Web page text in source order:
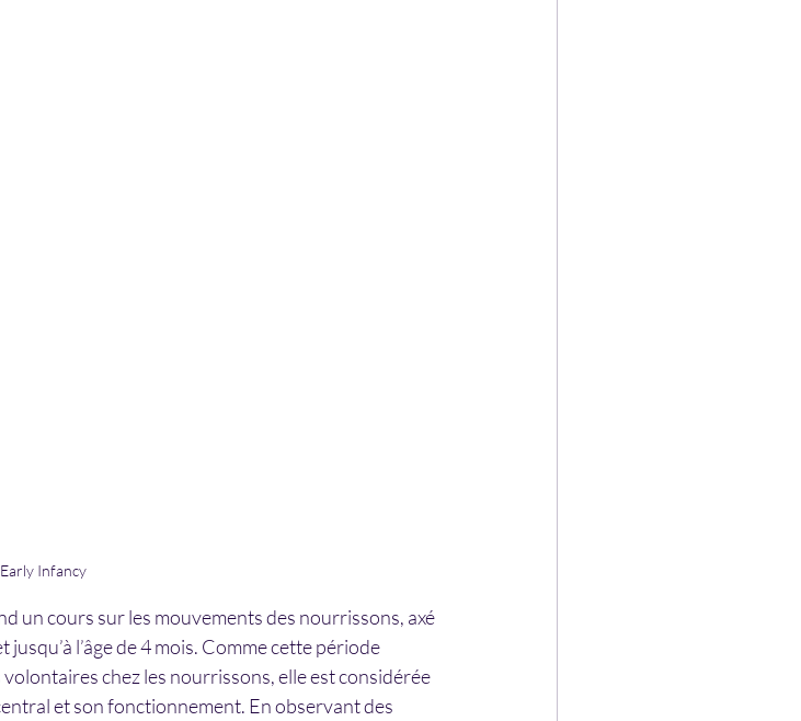
Early Infancy
un cours sur les mouvements des nourrissons, axé
l’âge de 4 mois. Comme cette période
chez les nourrissons, elle est considérée
et son fonctionnement. En observant des